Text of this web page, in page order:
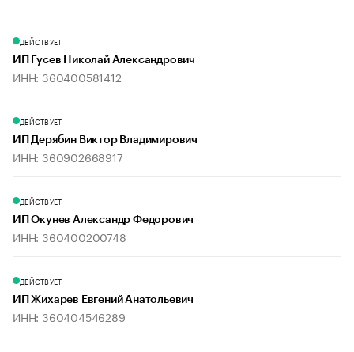
ДЕЙСТВУЕТ
ИП Гусев Николай Александрович
ИНН: 360400581412
ДЕЙСТВУЕТ
ИП Дерябин Виктор Владимирович
ИНН: 360902668917
ДЕЙСТВУЕТ
ИП Окунев Александр Федорович
ИНН: 360400200748
ДЕЙСТВУЕТ
ИП Жихарев Евгений Анатольевич
ИНН: 360404546289